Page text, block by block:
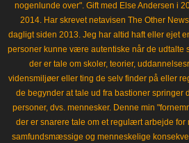
nogenlunde over". Gift med Else Andersen i
2014. Har skrevet netavisen The Other
dagligt siden 2013. Jeg har altid haft eller ejet
personer kunne være autentiske når de udtalte
der er tale om skoler, teorier,
vidensmiljøer eller ting de selv finder på eller
de begynder at tale ud fra bastioner springer
personer, dvs. mennesker. Denne min
der er snarere tale om et regulært arbejde for
samfundsmæssige og menneskelige